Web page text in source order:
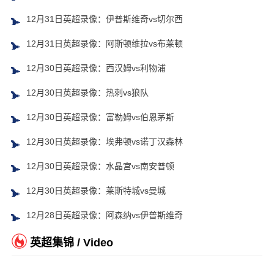
12月31日英超录像：伊普斯维奇vs切尔西
12月31日英超录像：阿斯顿维拉vs布莱顿
12月30日英超录像：西汉姆vs利物浦
12月30日英超录像：热刺vs狼队
12月30日英超录像：富勒姆vs伯恩茅斯
12月30日英超录像：埃弗顿vs诺丁汉森林
12月30日英超录像：水晶宫vs南安普顿
12月30日英超录像：莱斯特城vs曼城
12月28日英超录像：阿森纳vs伊普斯维奇
英超集锦 / Video